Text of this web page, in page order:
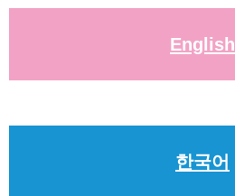
English
한국어